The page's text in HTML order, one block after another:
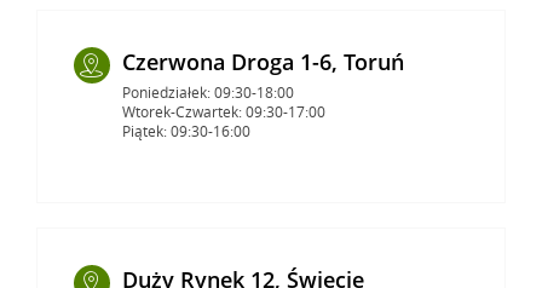
Czerwona Droga 1-6, Toruń
Poniedziałek: 09:30-18:00
Wtorek-Czwartek: 09:30-17:00
Piątek: 09:30-16:00
Duży Rynek 12, Świecie